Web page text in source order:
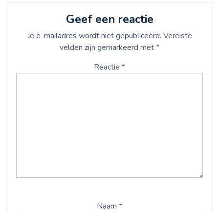
Geef een reactie
Je e-mailadres wordt niet gepubliceerd. Vereiste
velden zijn gemarkeerd met*
Reactie *
Naam *